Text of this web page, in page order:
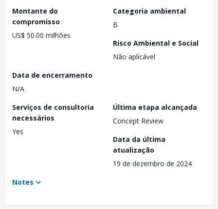
Montante do
compromisso
US$ 50.00 milhões
Categoria ambiental
B
Risco Ambiental e Social
Não aplicável
Data de encerramento
N/A
Serviços de consultoria
necessários
Yes
Última etapa alcançada
Concept Review
Data da última
atualização
19 de dezembro de 2024
Notes